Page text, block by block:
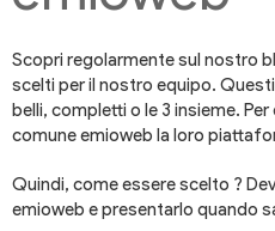
Scopri regolarmente sul nostro
scelti per il nostro equipo.
belli, completti o le 3 insieme.
comune emioweb la loro
Quindi, come essere scelto ?
emioweb e presentarlo quando